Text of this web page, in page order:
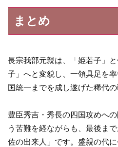
まとめ
長宗我部元親は、「姫若子」
子」へと変貌し、一領具足を
国統一までを成し遂げた稀代の
豊臣秀吉・秀長の四国攻めへ
う苦難を経ながらも、最後ま
佐の出来人」です。盛親の代に